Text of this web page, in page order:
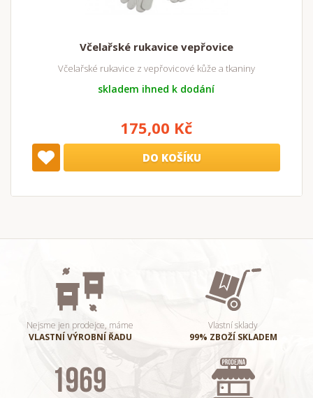
Včelařské rukavice vepřovice
Včelařské rukavice z vepřovicové kůže a tkaniny
skladem ihned k dodání
175,00 Kč
DO KOŠÍKU
Nejsme jen prodejce, máme
VLASTNÍ VÝROBNÍ ŘADU
Vlastní sklady
99% ZBOŽÍ SKLADEM